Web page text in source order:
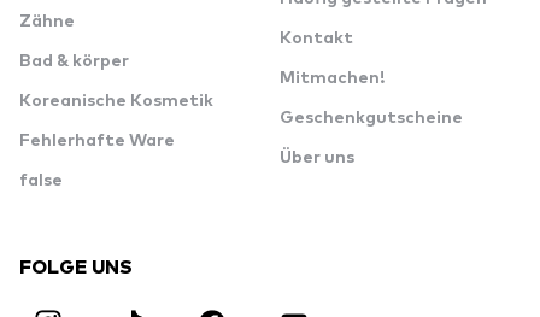
Zähne
Bad & körper
Koreanische Kosmetik
Fehlerhafte Ware
false
Kontakt
Mitmachen!
Geschenkgutscheine
Über uns
FOLGE UNS